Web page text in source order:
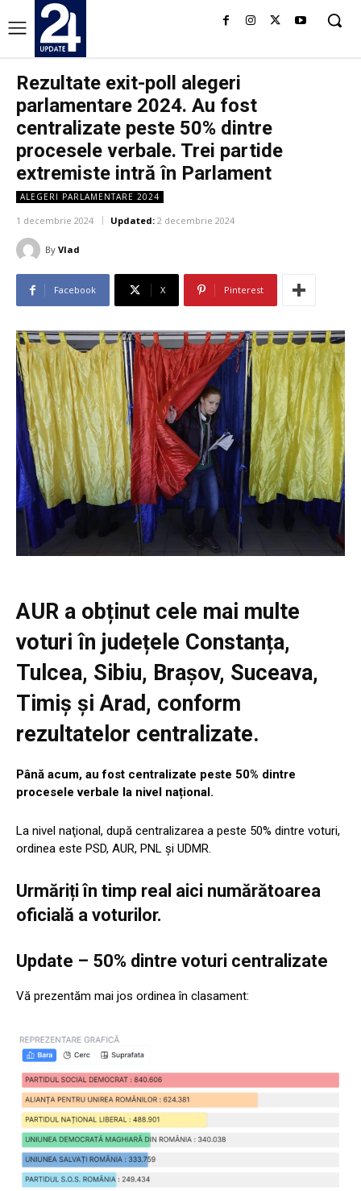
Rezultate exit-poll alegeri
parlamentare 2024. Au fost
centralizate peste 50% dintre
procesele verbale. Trei partide
extremiste intră în Parlament
ALEGERI PARLAMENTARE 2024
1 decembrie 2024 Updated: 2 decembrie 2024
By Vlad
Facebook X Pinterest
AUR a obținut cele mai multe
voturi în județele Constanța,
Tulcea, Sibiu, Brașov, Suceava,
Timiș și Arad, conform
rezultatelor centralizate.
Până acum, au fost centralizate peste 50% dintre
procesele verbale la nivel național.
La nivel naţional, după centralizarea a peste 50% dintre voturi,
ordinea este PSD, AUR, PNL și UDMR.
Urmăriți în timp real aici numărătoarea
oficială a voturilor.
Update – 50% dintre voturi centralizate
Vă prezentăm mai jos ordinea în clasament: